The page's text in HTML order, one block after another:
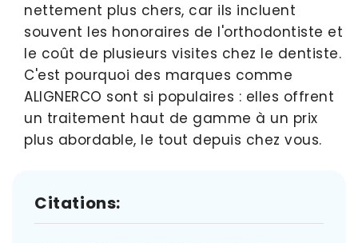
nettement plus chers, car ils incluent
souvent les honoraires de l'orthodontiste et
le coût de plusieurs visites chez le dentiste.
C'est pourquoi des marques comme
ALIGNERCO sont si populaires : elles offrent
un traitement haut de gamme à un prix
plus abordable, le tout depuis chez vous.
Citations: